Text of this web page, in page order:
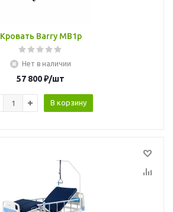
Кровать Barry MB1p
Нет в наличии
57 800₽/шт
В корзину